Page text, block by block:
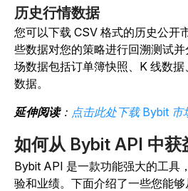
历史行情数据
您可以下载 CSV 格式的历史公开
些数据对您的策略进行回溯测试
场数据包括订单簿快照、K 线数
数据。
延伸阅读： 点击此处下载 Bybit 市
如何从 Bybit API 中获
Bybit API 是一款功能强大的工具
验和业绩。下面介绍了一些您能够